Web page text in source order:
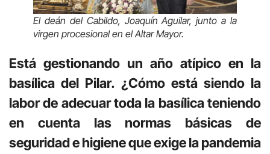
El deán del Cabildo, Joaquín Aguilar, junto a la
virgen procesional en el Altar Mayor.
Está gestionando un año atípico en la
basílica del Pilar. ¿Cómo está siendo la
labor de adecuar toda la basílica teniendo
en cuenta las normas básicas de
seguridad e higiene que exige la pandemia